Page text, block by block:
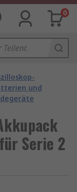
0
und
Serie 2